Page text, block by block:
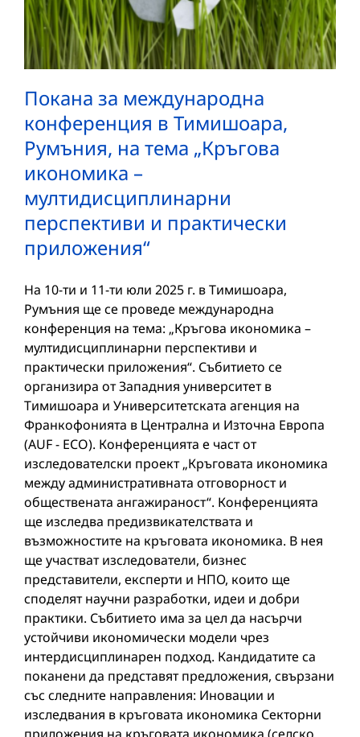
Покана за международна
конференция в Тимишоара,
Румъния, на тема „Кръгова
икономика –
мултидисциплинарни
перспективи и практически
приложения“
На 10-ти и 11-ти юли 2025 г. в Тимишоара,
Румъния ще се проведе международна
конференция на тема: „Кръгова икономика –
мултидисциплинарни перспективи и
практически приложения“. Събитието се
организира от Западния университет в
Тимишоара и Университетската агенция на
Франкофонията в Централна и Източна Европа
(AUF - ECO). Конференцията е част от
изследователски проект „Кръговата икономика
между административната отговорност и
обществената ангажираност“. Конференцията
ще изследва предизвикателствата и
възможностите на кръговата икономика. В нея
ще участват изследователи, бизнес
представители, експерти и НПО, които ще
споделят научни разработки, идеи и добри
практики. Събитието има за цел да насърчи
устойчиви икономически модели чрез
интердисциплинарен подход. Кандидатите са
поканени да представят предложения, свързани
със следните направления: Иновации и
изследвания в кръговата икономика Секторни